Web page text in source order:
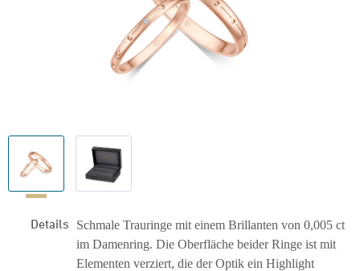
Details
Schmale Trauringe mit einem Brillanten von 0,005 ct
im Damenring. Die Oberfläche beider Ringe ist mit
Elementen verziert, die der Optik ein Highlight